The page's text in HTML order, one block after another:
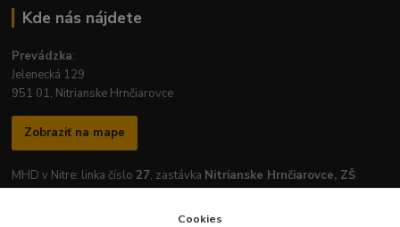
Kde nás nájdete
Prevádzka:
Jelenecká 129
951 01, Nitrianske Hrnčiarovce
Zobraziť na mape
MHD v Nitre: linka číslo 27, zastávka Nitrianske Hrnčiarovce, ZŠ
Cookies